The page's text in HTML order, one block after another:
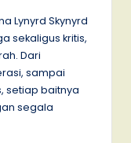
Lynyrd Skynyrd
sekaligus kritis,
Dari
sampai
setiap baitnya
segala